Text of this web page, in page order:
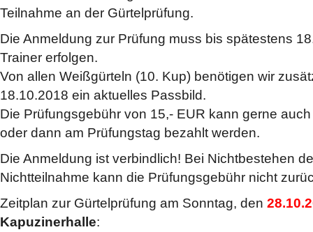
Teilnahme an der Gürtelprüfung.
Die Anmeldung zur Prüfung muss bis spätestens
Trainer erfolgen.
Von allen Weißgürteln (10. Kup) benötigen wir
18.10.2018 ein aktuelles Passbild.
Die Prüfungsgebühr von 15,- EUR kann gerne
oder dann am Prüfungstag bezahlt werden.
Die Anmeldung ist verbindlich! Bei Nichtbestehen
Nichtteilnahme kann die Prüfungsgebühr nicht
Zeitplan zur Gürtelprüfung am Sonntag, den
Kapuzinerhalle: